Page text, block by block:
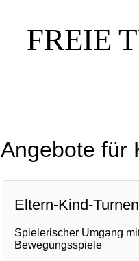
FREIE
Angebote für
Eltern-Kind-
Spielerischer Umgang
Bewe­gungs­spiele